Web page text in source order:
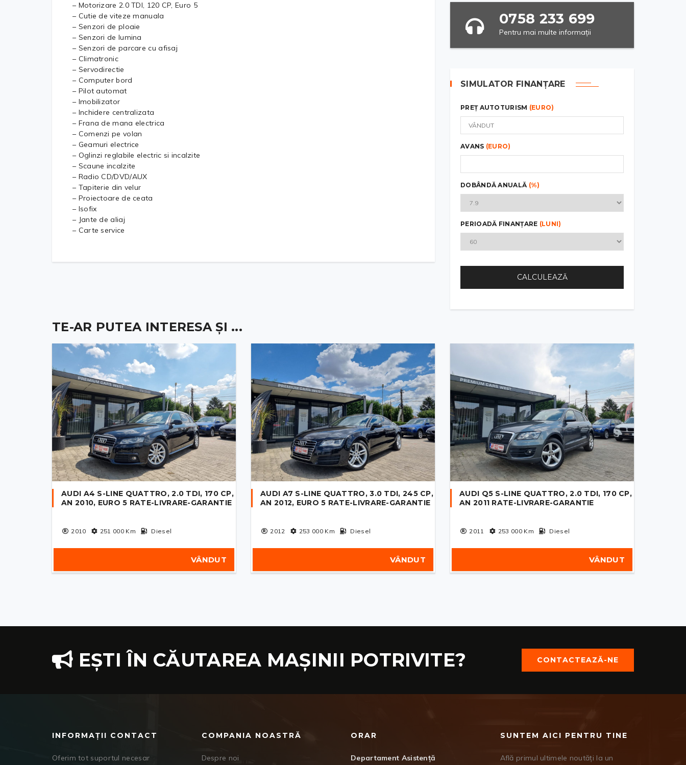
– Motorizare 2.0 TDI, 120 CP, Euro 5
– Cutie de viteze manuala
– Senzori de ploaie
– Senzori de lumina
– Senzori de parcare cu afisaj
– Climatronic
– Servodirectie
– Computer bord
– Pilot automat
– Imobilizator
– Inchidere centralizata
– Frana de mana electrica
– Comenzi pe volan
– Geamuri electrice
– Oglinzi reglabile electric si incalzite
– Scaune incalzite
– Radio CD/DVD/AUX
– Tapiterie din velur
– Proiectoare de ceata
– Isofix
– Jante de aliaj
– Carte service
0758 233 699
Pentru mai multe informații
SIMULATOR FINANȚARE
PREȚ AUTOTURISM (EURO)
AVANS (EURO)
DOBÂNDĂ ANUALĂ (%)
PERIOADĂ FINANȚARE (LUNI)
CALCULEAZĂ
TE-AR PUTEA INTERESA ȘI ...
AUDI A4 S-LINE QUATTRO, 2.0 TDI, 170 CP,
AN 2010, EURO 5 RATE-LIVRARE-GARANTIE
2010 251 000Km Diesel
VÂNDUT
AUDI A7 S-LINE QUATTRO, 3.0 TDI, 245 CP,
AN 2012, EURO 5 RATE-LIVRARE-GARANTIE
2012 253 000Km Diesel
VÂNDUT
AUDI Q5 S-LINE QUATTRO, 2.0 TDI, 170 CP,
AN 2011 RATE-LIVRARE-GARANTIE
2011 253 000Km Diesel
VÂNDUT
EȘTI ÎN CĂUTAREA MAȘINII POTRIVITE? CONTACTEAZĂ-NE
INFORMAȚII CONTACT
Oferim tot suportul necesar
COMPANIA NOASTRĂ
Despre noi
ORAR
Departament Asistență
SUNTEM AICI PENTRU TINE
Află primul ultimele noutăți la un